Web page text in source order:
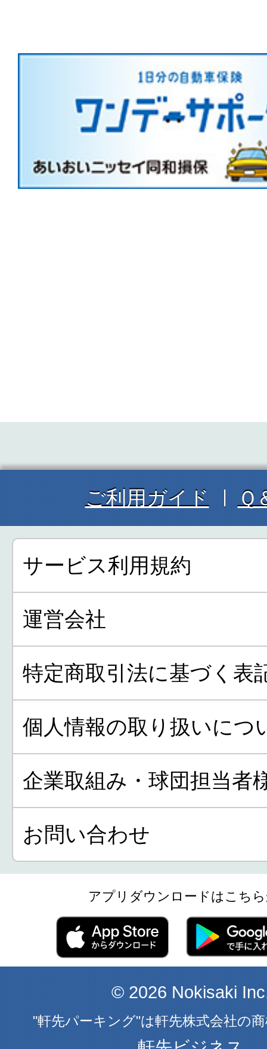
ご利用ガイド Ｑ
サービス利用規約
運営会社
特定商取引法に基づく表
個人情報の取り扱いにつ
企業取組み・球団担当者
お問い合わせ
アプリダウンロードはこち
© 2026 Nokisaki
"軒先パーキング"は軒先株式会社の